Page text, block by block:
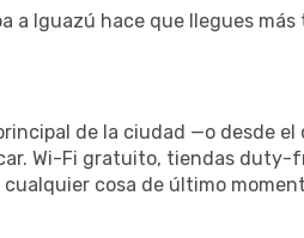
Iguazú hace que llegues
de la ciudad —o desde
Wi-Fi gratuito, tiendas
cosa de último